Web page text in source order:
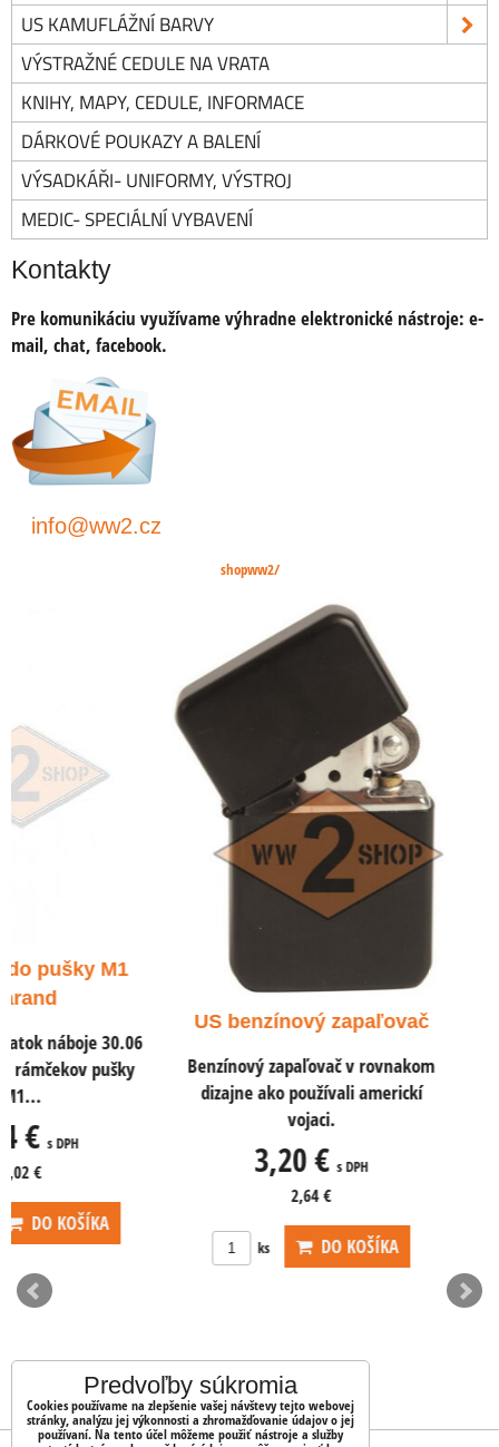
US KAMUFLÁŽNÍ BARVY
VÝSTRAŽNÉ CEDULE NA VRATA
KNIHY, MAPY, CEDULE, INFORMACE
DÁRKOVÉ POUKAZY A BALENÍ
VÝSADKÁŘI- UNIFORMY, VÝSTROJ
MEDIC- SPECIÁLNÍ VYBAVENÍ
Kontakty
Pre komunikáciu využívame výhradne elektronické nástroje: e-
mail, chat, facebook.
info@ww2.cz
shopww2/
US benzínový zapaľovač
Benzínový zapaľovač v rovnakom
dizajne ako používali americkí
ks DO KOŠÍKA
US náboj .45
Dekoračné odliatok
ACP do pištolí a
0,78 €
0,65 €
Predvoľby súkromia
Cookies používame na zlepšenie vašej návštevy tejto webovej
stránky, analýzu jej výkonnosti a zhromažďovanie údajov o jej
používaní. Na tento účel môžeme použiť nástroje a služby